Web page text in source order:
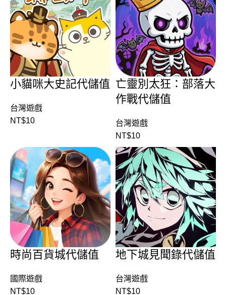
小貓咪大史記代儲值
台灣遊戲
NT$10
亡靈別太狂：部落大
作戰代儲值
台灣遊戲
NT$10
時尚百貨城代儲值
國際遊戲
NT$10
地下城見聞錄代儲值
台灣遊戲
NT$10